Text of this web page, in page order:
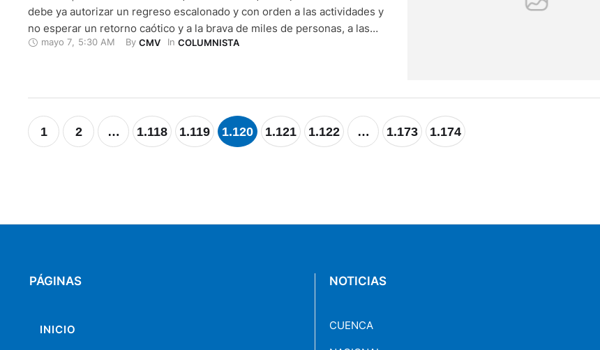
debe ya autorizar un regreso escalonado y con orden a las actividades y
no esperar un retorno caótico y a la brava de miles de personas, a las
que será imposible detener. Alentar ese retorno con orden, es defender
mayo 7, 5:30 AM By CMV In COLUMNISTA
1 2 … 1.118 1.119 1.120 1.121 1.122 … 1.173 1.174
PÁGINAS
INICIO
NOTICIAS
CUENCA